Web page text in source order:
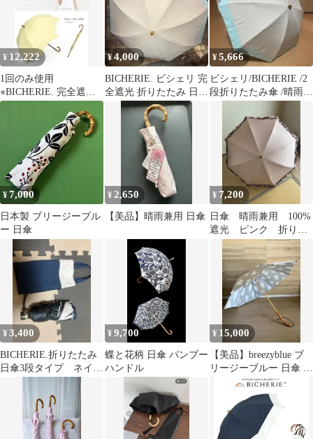
¥ 12,222
1回のみ使用
⭐︎BICHERIE. 完全遮光
日傘 50cm
¥4,000
BICHERIE. ビシェリ 完
全遮光 折りたたみ 日傘
¥5,666
ビシェリ/BICHERIE /2
段折りたたみ傘 /晴雨兼
¥7,000
日本製 ブリージーブル
ー 日傘
¥2,650
【美品】晴雨兼用 日傘
¥ 7,200
日傘 晴雨兼用 100%
遮光 ピンク 折りた
たみ BICHRIE
¥3,400
BICHERIE.折りたたみ
日傘3段タイプ ネイビ
¥9,700
蝶と花柄 日傘 バンブー
ハンドル
¥ 15,000
【美品】breezyblue ブ
リージーブルー 日傘 長
傘 バンブー手元